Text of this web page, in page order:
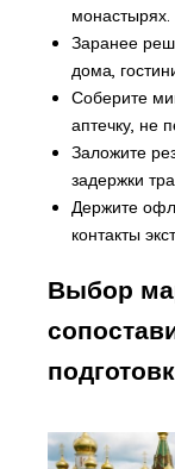
монастырях.
Заранее
дома,
Соберите
аптечку, не
Заложите
задержки
Держите
контакты
Выбор